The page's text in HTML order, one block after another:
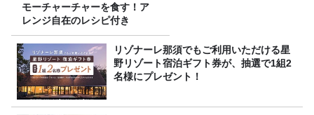
モーチャーチャーを食す！ア
レンジ自在のレシピ付き
リゾナーレ那須でもご利用いただける星
野リゾート宿泊ギフト券が、抽選で1組2
名様にプレゼント！